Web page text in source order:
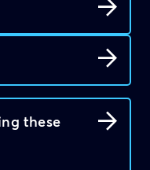
these